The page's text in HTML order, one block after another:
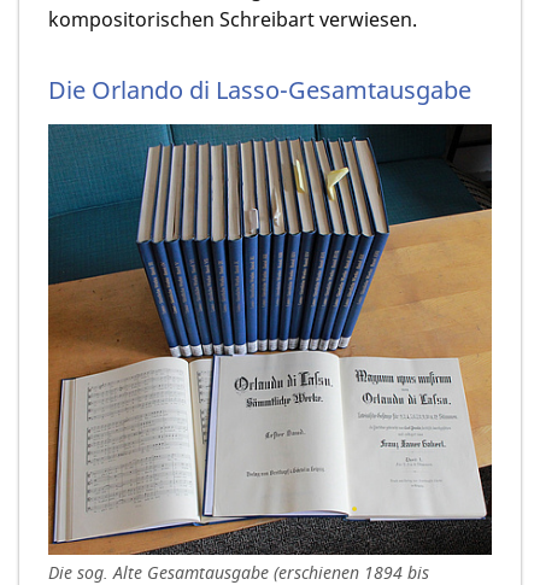
kompositorischen Schreibart verwiesen.
Die Orlando di Lasso-Gesamtausgabe
Die sog. Alte Gesamtausgabe (erschienen 1894 bis